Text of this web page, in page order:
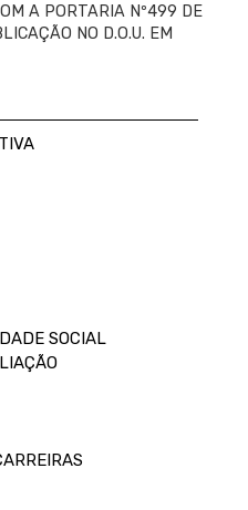
A PORTARIA Nº499 DE
NO D.O.U. EM
SOCIAL